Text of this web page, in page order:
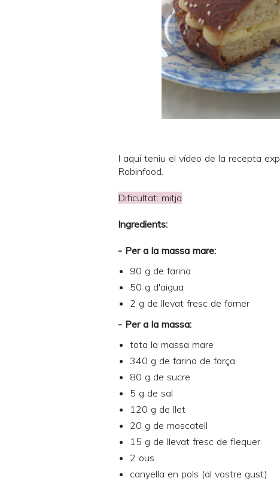
I aquíteniu el vídeo de la recepta
Robinfood.
Dificultat: mitja
Ingredients:
- Per a la massa mare:
90 g de farina
50 g d'aigua
2 g de llevat fresc de forner
- Per a la massa:
tota la massa mare
340 g de farina de força
80 g de sucre
5 g de sal
120 g de llet
20 g de moscatell
15 g de llevat fresc de flequer
2 ous
canyella en pols (al vostre gust)